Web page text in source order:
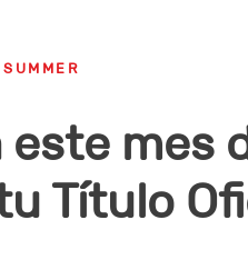
mes
Título